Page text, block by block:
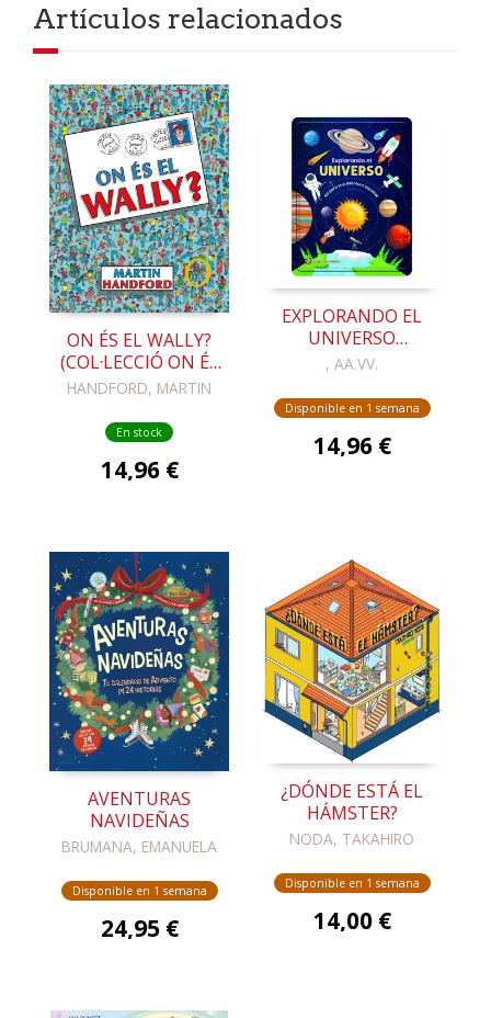
Artículos relacionados
ON ÉS EL WALLY?
(COL·LECCIÓ ON ÉS
WALLY?)
HANDFORD, MARTIN
En stock
14,96 €
EXPLORANDO EL
UNIVERSO
(LATA+STICKERS
, AA.VV.
Disponible en 1 semana
14,96 €
AVENTURAS
NAVIDEÑAS
BRUMANA, EMANUELA
Disponible en 1 semana
24,95 €
¿DÓNDE ESTÁ EL
HÁMSTER?
NODA, TAKAHIRO
Disponible en 1 semana
14,00 €